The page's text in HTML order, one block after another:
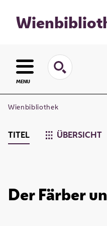
MENU
Wienbibliothek
TITEL ÜBERSICHT
Der Färber